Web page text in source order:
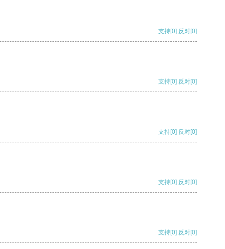
支持[0] 反对[0]
支持[0] 反对[0]
支持[0] 反对[0]
支持[0] 反对[0]
支持[0] 反对[0]